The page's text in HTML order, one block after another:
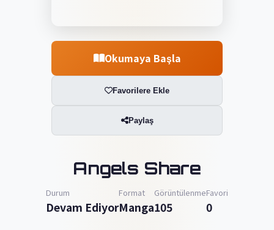
Okumaya Başla
Favorilere Ekle
Paylaş
Angels Share
Durum
Devam Ediyor
Format
Manga
Görüntülenme
105
Favori
0